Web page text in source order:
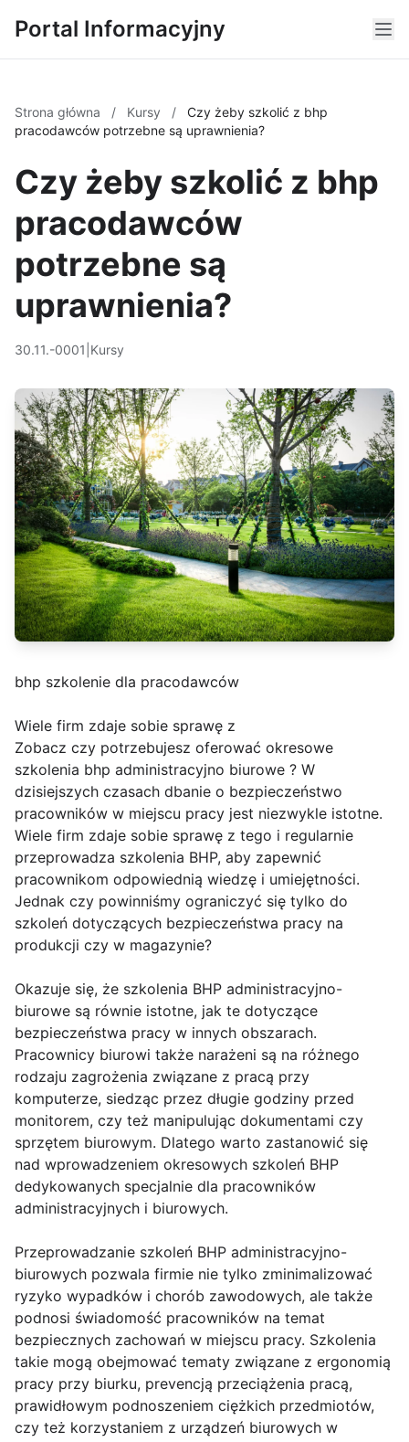
Portal Informacyjny
Strona główna / Kursy /
Czy żeby szkolić z bhp
pracodawców potrzebne są uprawnienia?
Czy żeby szkolić z bhp
pracodawców
potrzebne są
uprawnienia?
30.11.-0001 Kursy
bhp szkolenie dla pracodawców
Wiele firm zdaje sobie sprawę z
Zobacz czy potrzebujesz oferować okresowe
szkolenia bhp administracyjno biurowe ? W
dzisiejszych czasach dbanie o bezpieczeństwo
pracowników w miejscu pracy jest niezwykle istotne.
Wiele firm zdaje sobie sprawę z tego i regularnie
przeprowadza szkolenia BHP, aby zapewnić
pracownikom odpowiednią wiedzę i umiejętności.
Jednak czy powinniśmy ograniczyć się tylko do
szkoleń dotyczących bezpieczeństwa pracy na
produkcji czy w magazynie?
Okazuje się, że szkolenia BHP administracyjno-
biurowe są równie istotne, jak te dotyczące
bezpieczeństwa pracy w innych obszarach.
Pracownicy biurowi także narażeni są na różnego
rodzaju zagrożenia związane z pracą przy
komputerze, siedząc przez długie godziny przed
monitorem, czy też manipulując dokumentami czy
sprzętem biurowym. Dlatego warto zastanowić się
nad wprowadzeniem okresowych szkoleń BHP
dedykowanych specjalnie dla pracowników
administracyjnych i biurowych.
Przeprowadzanie szkoleń BHP administracyjno-
biurowych pozwala firmie nie tylko zminimalizować
ryzyko wypadków i chorób zawodowych, ale także
podnosi świadomość pracowników na temat
bezpiecznych zachowań w miejscu pracy. Szkolenia
takie mogą obejmować tematy związane z ergonomią
pracy przy biurku, prevencją przeciążenia pracą,
prawidłowym podnoszeniem ciężkich przedmiotów,
czy też korzystaniem z urządzeń biurowych w